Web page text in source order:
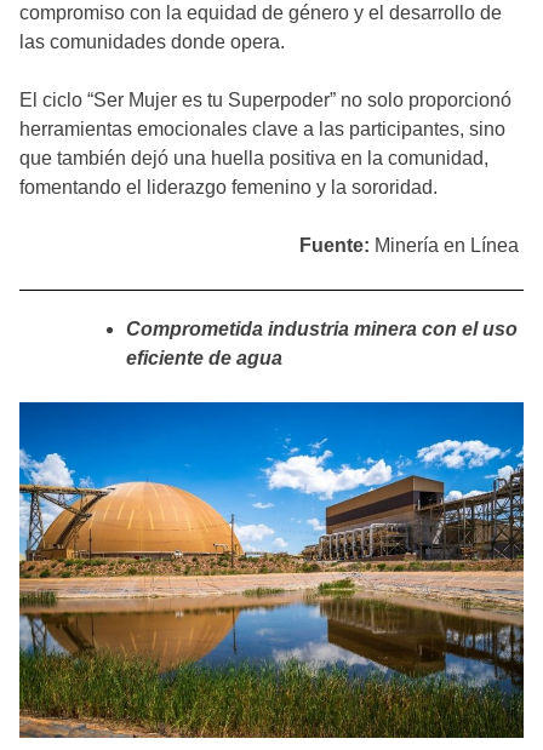
compromiso con la equidad de género y el desarrollo de
las comunidades donde opera.
El ciclo “Ser Mujer es tu Superpoder” no solo proporcionó
herramientas emocionales clave a las participantes, sino
que también dejó una huella positiva en la comunidad,
fomentando el liderazgo femenino y la sororidad.
Fuente: Minería en Línea
Comprometida industria minera con el uso
eficiente de agua